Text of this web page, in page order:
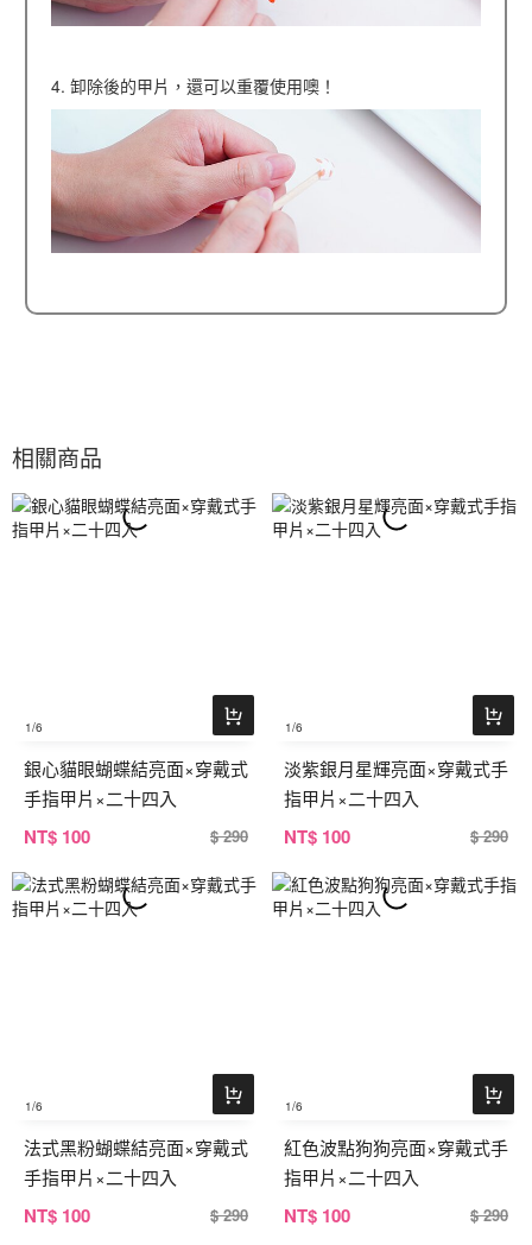
4. 卸除後的甲片，還可以重覆使用噢！
相關商品
1/6
銀心貓眼蝴蝶結亮面×穿戴式
手指甲片×二十四入
NT$ 100 $ 290
1/6
淡紫銀月星輝亮面×穿戴式手
指甲片×二十四入
NT$ 100 $ 290
1/6
法式黑粉蝴蝶結亮面×穿戴式
手指甲片×二十四入
NT$ 100 $ 290
1/6
紅色波點狗狗亮面×穿戴式手
指甲片×二十四入
NT$ 100 $ 290